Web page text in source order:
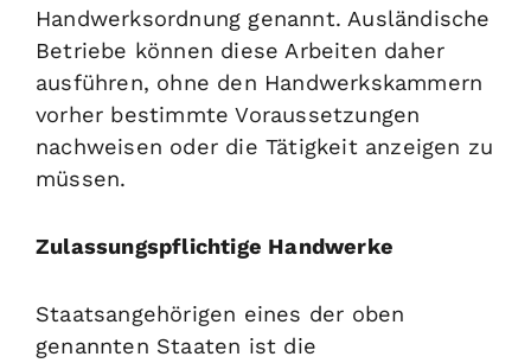
Handwerksordnung genannt. Ausländische
Betriebe können diese Arbeiten daher
ausführen, ohne den Handwerkskammern
vorher bestimmte Voraussetzungen
nachweisen oder die Tätigkeit anzeigen zu
müssen.
Zulassungspflichtige Handwerke
Staatsangehörigen eines der oben
genannten Staaten ist die